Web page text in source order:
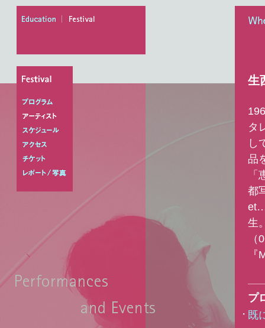
プログラム
アーティスト
スケジュール
アクセス
チケット
生
タ
し
品
都
生
プ
既